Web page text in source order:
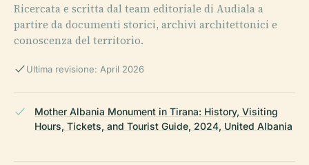
Ricercata e scritta dal team editoriale di Audiala a
partire da documenti storici, archivi architettonici e
conoscenza del territorio.
Ultima revisione: April 2026
Mother Albania Monument in Tirana: History, Visiting
Hours, Tickets, and Tourist Guide, 2024, United Albania